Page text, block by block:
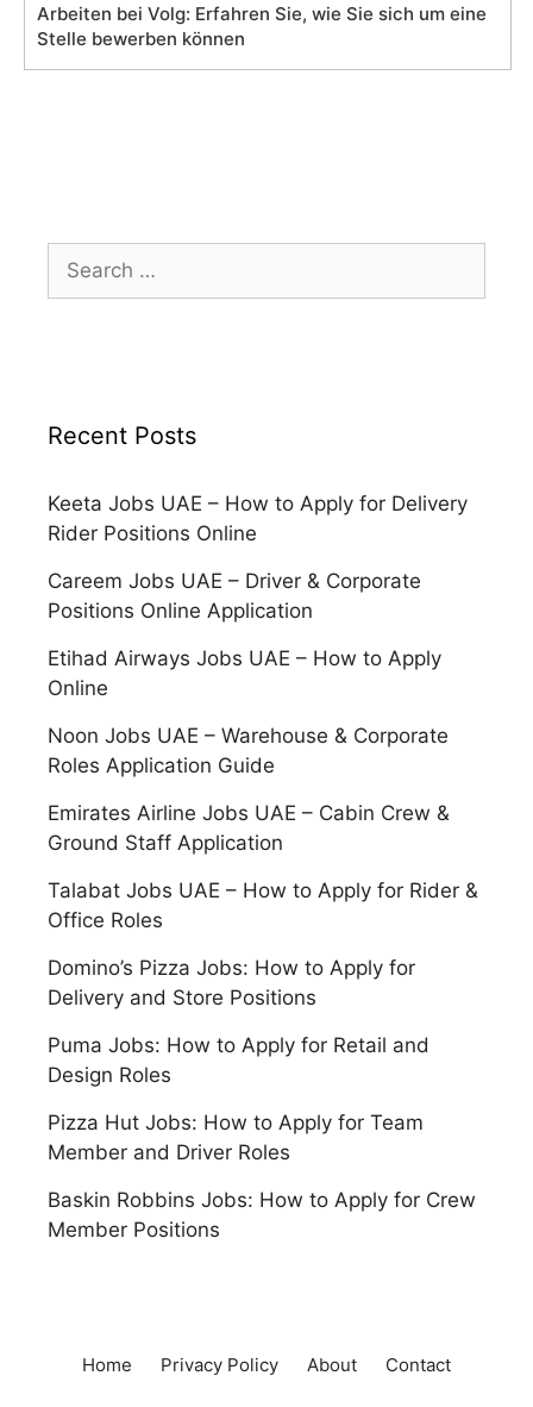
Arbeiten bei Volg: Erfahren Sie, wie Sie sich um eine
Stelle bewerben können
for:
Recent Posts
Keeta Jobs UAE – How to Apply for Delivery
Rider Positions Online
Careem Jobs UAE – Driver & Corporate
Positions Online Application
Etihad Airways Jobs UAE – How to Apply
Online
Noon Jobs UAE – Warehouse & Corporate
Roles Application Guide
Emirates Airline Jobs UAE – Cabin Crew &
Ground Staff Application
Talabat Jobs UAE – How to Apply for Rider &
Office Roles
Domino’s Pizza Jobs: How to Apply for
Delivery and Store Positions
Puma Jobs: How to Apply for Retail and
Design Roles
Pizza Hut Jobs: How to Apply for Team
Member and Driver Roles
Baskin Robbins Jobs: How to Apply for Crew
Member Positions
Home Privacy Policy About Contact